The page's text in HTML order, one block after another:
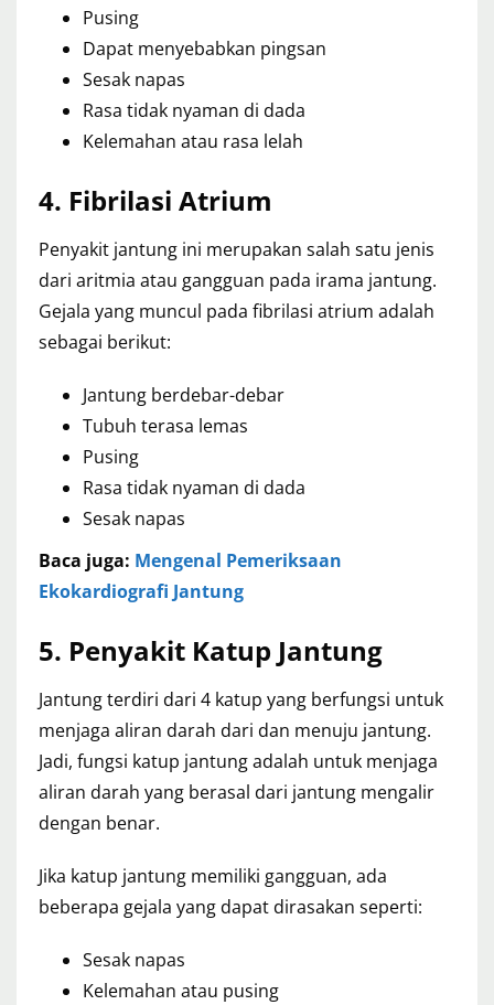
Pusing
Dapat menyebabkan pingsan
Sesak napas
Rasa tidak nyaman di dada
Kelemahan atau rasa lelah
4. Fibrilasi Atrium
Penyakit jantung ini merupakan salah satu jenis
dari aritmia atau gangguan pada irama jantung.
Gejala yang muncul pada fibrilasi atrium adalah
sebagai berikut:
Jantung berdebar-debar
Tubuh terasa lemas
Pusing
Rasa tidak nyaman di dada
Sesak napas
Baca juga: Mengenal Pemeriksaan
Ekokardiografi Jantung
5. Penyakit Katup Jantung
Jantung terdiri dari 4 katup yang berfungsi untuk
menjaga aliran darah dari dan menuju jantung.
Jadi, fungsi katup jantung adalah untuk menjaga
aliran darah yang berasal dari jantung mengalir
dengan benar.
Jika katup jantung memiliki gangguan, ada
beberapa gejala yang dapat dirasakan seperti:
Sesak napas
Kelemahan atau pusing